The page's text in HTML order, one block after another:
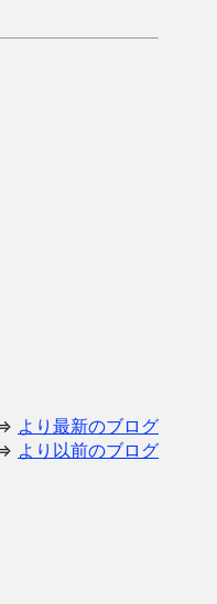
より最新のブログ
より以前のブログ